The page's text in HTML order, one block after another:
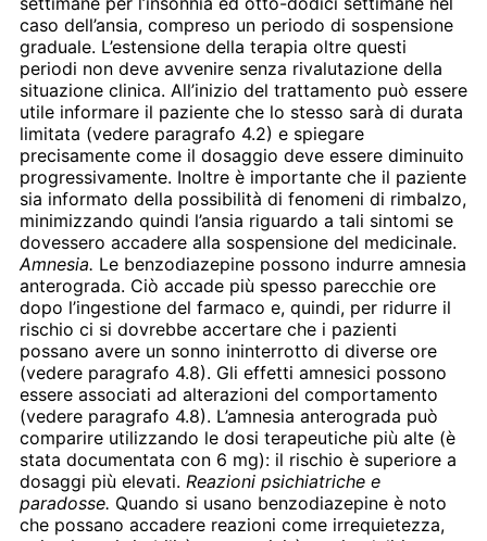
caso dell’ansia, compreso un periodo di sospensione
graduale. L’estensione della terapia oltre questi
periodi non deve avvenire senza rivalutazione della
situazione clinica. All’inizio del trattamento può essere
utile informare il paziente che lo stesso sarà di durata
limitata (vedere paragrafo 4.2) e spiegare
precisamente come il dosaggio deve essere diminuito
progressivamente. Inoltre è importante che il paziente
sia informato della possibilità di fenomeni di rimbalzo,
minimizzando quindi l’ansia riguardo a tali sintomi se
dovessero accadere alla sospensione del medicinale.
Amnesia. Le benzodiazepine possono indurre amnesia
anterograda. Ciò accade più spesso parecchie ore
dopo l’ingestione del farmaco e, quindi, per ridurre il
rischio ci si dovrebbe accertare che i pazienti
possano avere un sonno ininterrotto di diverse ore
(vedere paragrafo 4.8). Gli effetti amnesici possono
essere associati ad alterazioni del comportamento
(vedere paragrafo 4.8). L’amnesia anterograda può
comparire utilizzando le dosi terapeutiche più alte (è
stata documentata con 6 mg): il rischio è superiore a
dosaggi più elevati. Reazioni psichiatriche e
paradosse. Quando si usano benzodiazepine è noto
che possano accadere reazioni come irrequietezza,